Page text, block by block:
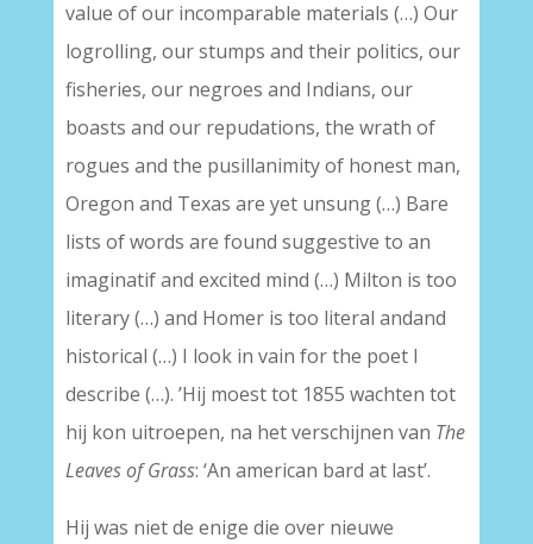
value of our incomparable materials (…) Our
logrolling, our stumps and their politics, our
fisheries, our negroes and Indians, our
boasts and our repudations, the wrath of
rogues and the pusillanimity of honest man,
Oregon and Texas are yet unsung (…) Bare
lists of words are found suggestive to an
imaginatif and excited mind (…) Milton is too
literary (…) and Homer is too literal andand
historical (…) I look in vain for the poet I
describe (…). ’Hij moest tot 1855 wachten tot
hij kon uitroepen, na het verschijnen van The
Leaves of Grass: ‘An american bard at last’.
Hij was niet de enige die over nieuwe